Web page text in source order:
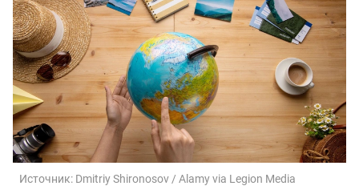
Источник: Dmitriy Shironosov / Alamy via Legion Media